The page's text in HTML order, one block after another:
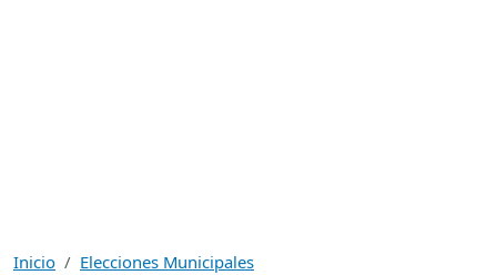
Inicio Elecciones Municipales